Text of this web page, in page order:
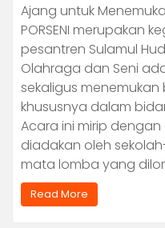
Ajang untuk
PORSENI merupakan
pesantren Sulamul
Olahraga dan Seni
sekaligus
khususnya dalam
Acara ini mirip
diadakan oleh
mata lomba yang
Read More